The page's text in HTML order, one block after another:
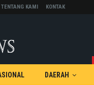
TENTANG KAMI KONTAK
DAERAH